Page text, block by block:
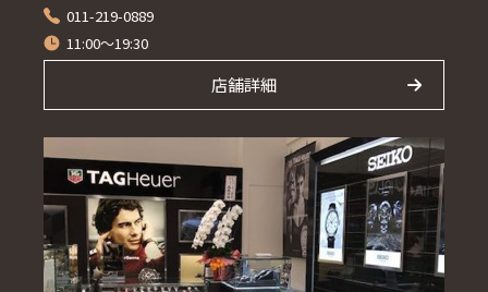
011-219-0889
11:00～19:30
店舗詳細